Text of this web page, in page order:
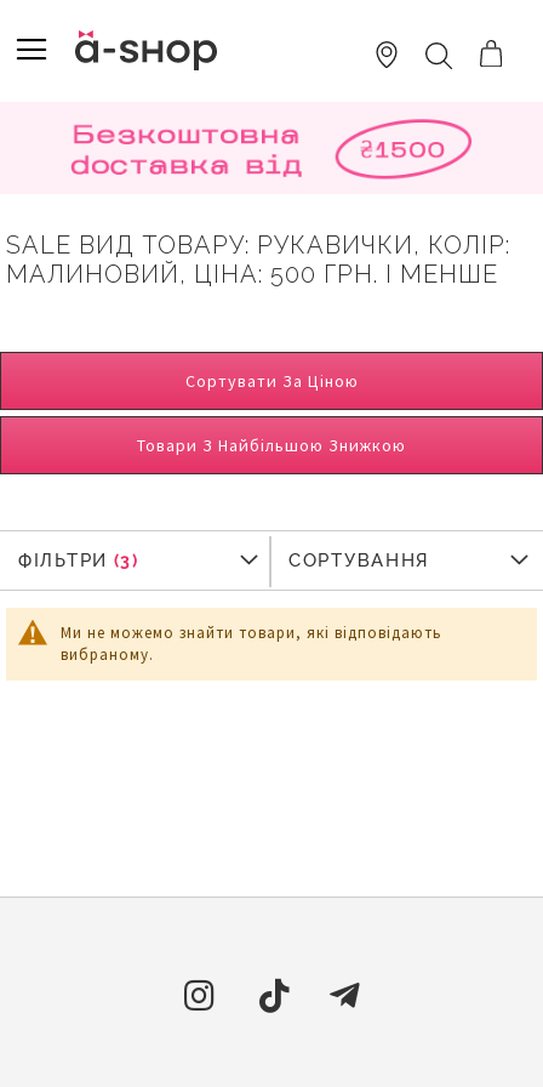
TO
CONTENT
ПОШУК
SALE ВИД ТОВАРУ: РУКАВИЧКИ, КОЛІР:
МАЛИНОВИЙ, ЦІНА: 500 ГРН. І МЕНШЕ
Сортувати За Ціною
Товари З Найбільшою Знижкою
Ми не можемо знайти товари, які відповідають
вибраному.
ФІЛЬТРИ
ФІЛЬТРИ СОРТУВАННЯ